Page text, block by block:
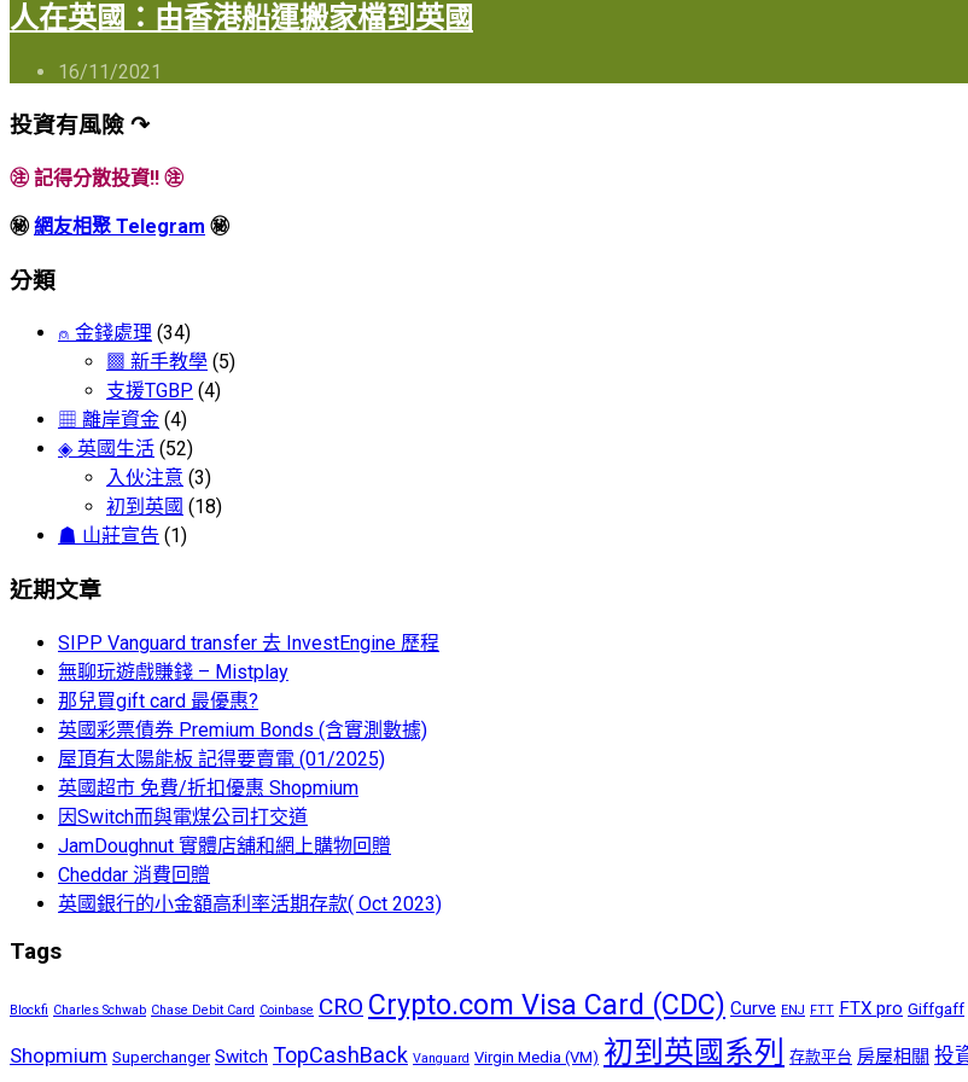
人在英國：由香港船運搬家檔到英國
16/11/2021
投資有風險 ↷
㊟ 記得分散投資!! ㊟
㊙ 網友相聚 Telegram ㊙
分類
⍝ 金錢處理 (34)
▩ 新手教學 (5)
支援TGBP (4)
▦ 離岸資金 (4)
◈ 英國生活 (52)
入伙注意 (3)
初到英國 (18)
☗ 山莊宣告 (1)
近期文章
SIPP Vanguard transfer 去 InvestEngine 歷程
無聊玩遊戲賺錢 – Mistplay
那兒買gift card 最優惠?
英國彩票債券 Premium Bonds (含實測數據)
屋頂有太陽能板 記得要賣電 (01/2025)
英國超市 免費/折扣優惠 Shopmium
因Switch而與電煤公司打交道
JamDoughnut 實體店舖和網上購物回贈
Cheddar 消費回贈
英國銀行的小金額高利率活期存款( Oct 2023)
Tags
Blockfi Charles Schwab Chase Debit Card Coinbase CRO Crypto.com Visa Card (CDC) Curve ENJ FTT FTX pro Giffgaff
Shopmium Superchanger Switch TopCashBack Vanguard Virgin Media (VM) 初到英國系列 存款平台 房屋相關 投